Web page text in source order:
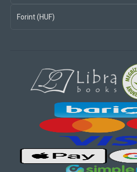
Forint (HUF)